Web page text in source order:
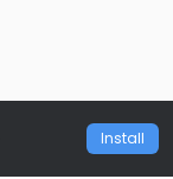
Install